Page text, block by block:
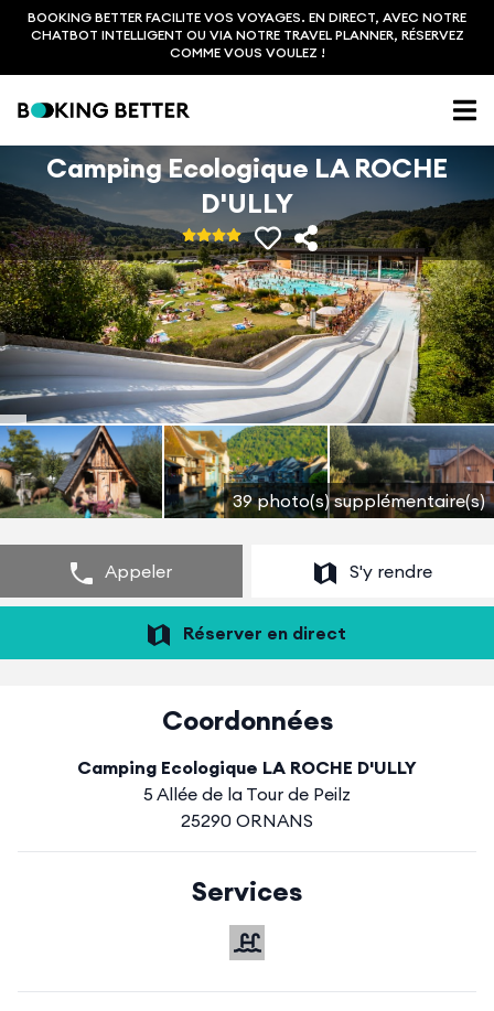
BOOKING BETTER FACILITE VOS VOYAGES. EN DIRECT, AVEC NOTRE
CHATBOT INTELLIGENT OU VIA NOTRE TRAVEL PLANNER, RÉSERVEZ
COMME VOUS VOULEZ !
39 photo(s) supplémentaire(s)
Camping Ecologique LA ROCHE
D'ULLY
Appeler S'y rendre
Réserver en direct
Coordonnées
Camping Ecologique LA ROCHE D'ULLY
5 Allée de la Tour de Peilz
25290 ORNANS
Services